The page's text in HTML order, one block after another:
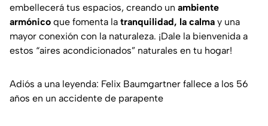
embellecerá tus espacios, creando un ambiente
armónico que fomenta la tranquilidad, la calma y una
mayor conexión con la naturaleza. ¡Dale la bienvenida a
estos “aires acondicionados” naturales en tu hogar!
Adiós a una leyenda: Felix Baumgartner fallece a los 56
años en un accidente de parapente